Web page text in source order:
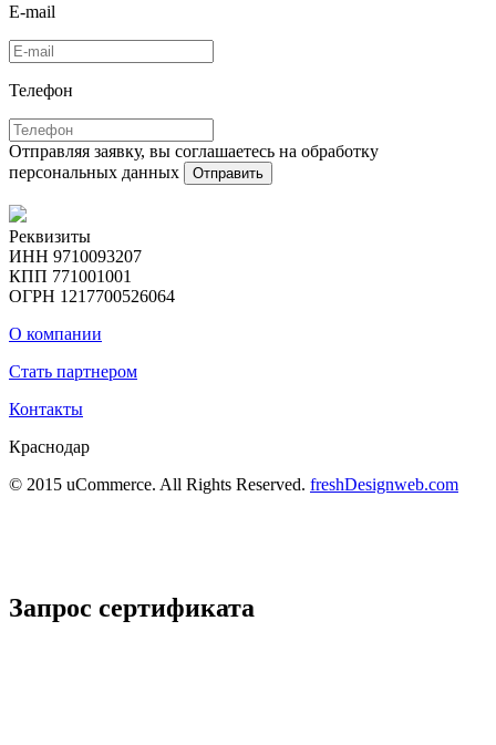
E-mail
Телефон
Отправляя заявку, вы соглашаетесь на обработку
персональных данных
Отправить
Реквизиты
ИНН 9710093207
КПП 771001001
ОГРН 1217700526064
О компании
Стать партнером
Контакты
Краснодар
© 2015 uCommerce. All Rights Reserved. freshDesignweb.com
Запрос сертификата